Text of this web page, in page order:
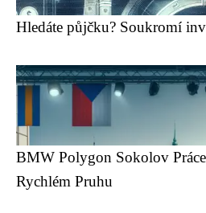
Hledáte půjčku? Soukromí
BMW Polygon Sokolov
Rychlém Pruhu